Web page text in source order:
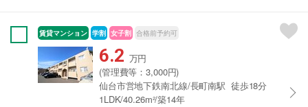
賃貸マンション 学割 女子割 合格前予約可
6.2 万円
(管理費等：3,000円)
仙台市営地下鉄南北線/長町南駅 徒歩18分
1LDK/40.26m²/築14年